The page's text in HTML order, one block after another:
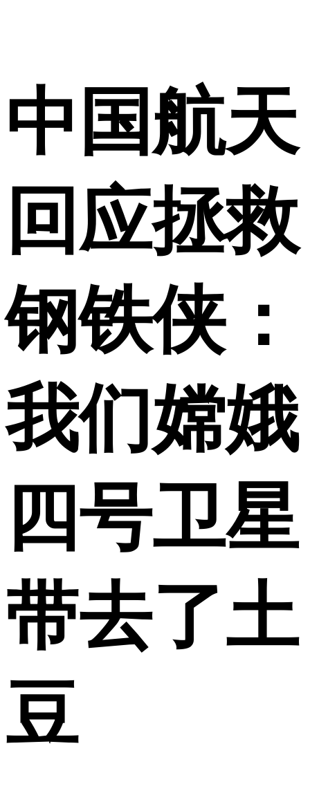
中国航天
回应拯救
钢铁侠：
我们嫦娥
四号卫星
带去了土
豆